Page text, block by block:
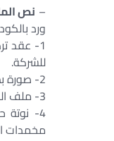
– نص المادة رقم 151 من الائحة التنفيذية
ورد
1- عقد
للشركة.
2- صورة بطاقة قيد وتصنيف شركة المصاعد بالاتحاد المصري لمقاولي التشييد والبناء.
3- ملف المواصفات الفنية و الرسومات الهندسية لإنشاء المصعد ونسخ من شهادة اختبارات الطراز للمكونات.
4-
مخمدات